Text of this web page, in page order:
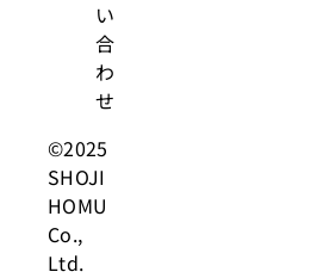
い
合
わ
せ
©2025
SHOJI
HOMU
Co.,
Ltd.